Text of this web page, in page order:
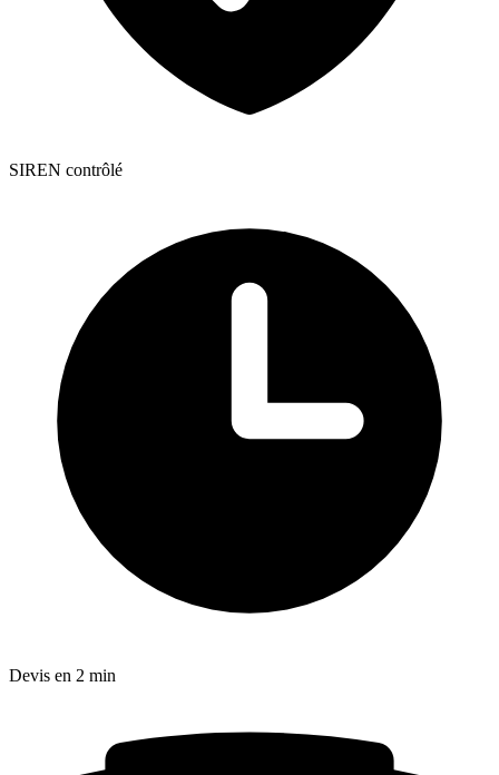
SIREN contrôlé
Devis en 2 min